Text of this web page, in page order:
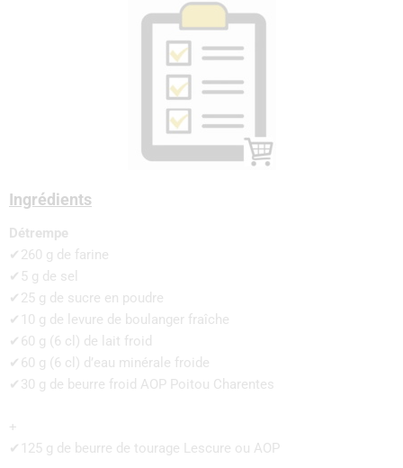
Ingrédients
Détrempe
✔260 g de farine
✔5 g de sel
✔25 g de sucre en poudre
✔10 g de levure de boulanger fraîche
✔60 g (6 cl) de lait froid
✔60 g (6 cl) d’eau minérale froide
✔30 g de beurre froid AOP Poitou Charentes
+
✔125 g de beurre de tourage Lescure ou AOP